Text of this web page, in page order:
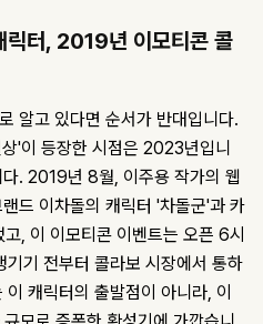
릭터, 2019년 이모티콘 콜
알고 있다면 순서가 반대입니다.
'이 등장한 시점은 2023년입니
. 2019년 8월, 이주용 작가의 웹
드 이차돌의 캐릭터 '차돌군'과 카
, 이 이모티콘 이벤트는 오픈 6시
기 전부터 콜라보 시장에서 통하
캐릭터의 출발점이 아니라, 이